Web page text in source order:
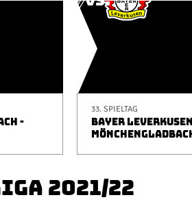
-
33. SPIELTAG
BAYER
2021/22